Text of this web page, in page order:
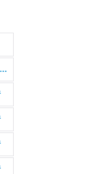
ポケモンカードゲームLEGEND